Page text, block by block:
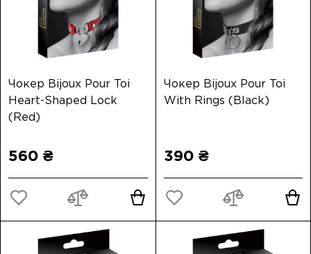
Чокер Bijoux Pour Toi
Heart-Shaped Lock
(Red)
560 ₴
Чокер Bijoux Pour Toi
With Rings (Black)
390 ₴